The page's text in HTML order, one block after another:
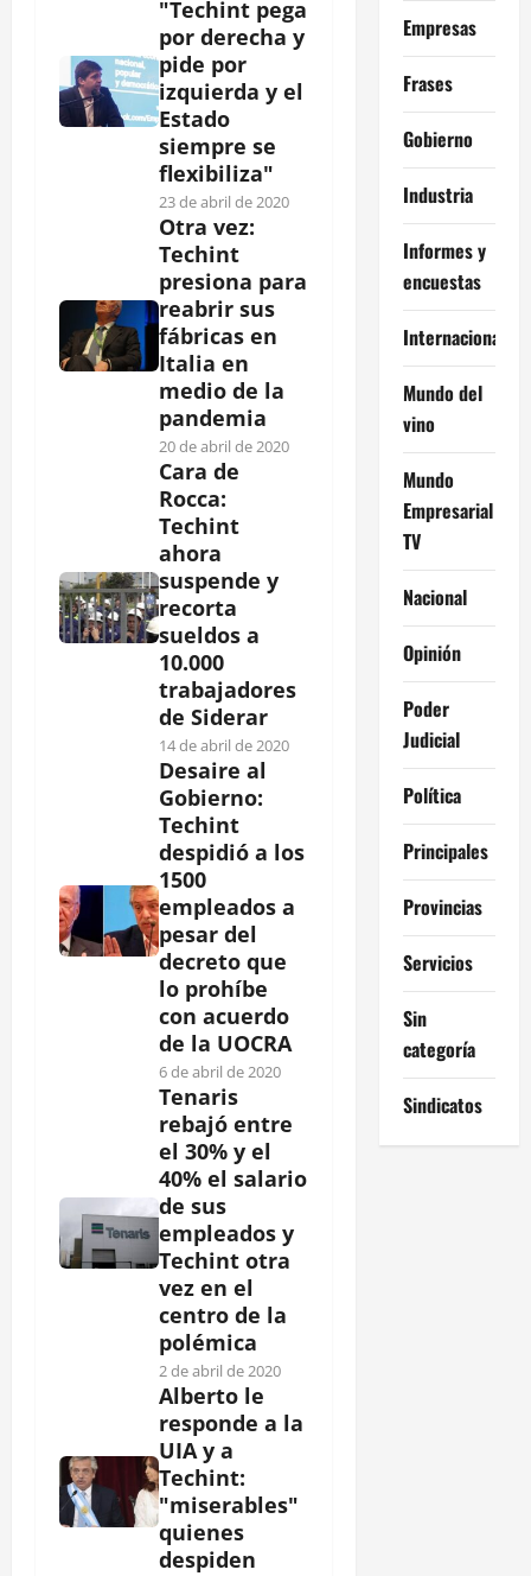
"Techint pega
por derecha y
pide por
izquierda y el
Estado
siempre se
flexibiliza"
23 de abril de 2020
Otra vez:
Techint
presiona para
reabrir sus
fábricas en
Italia en
medio de la
pandemia
20 de abril de 2020
Cara de
Rocca:
Techint
ahora
suspende y
recorta
sueldos a
10.000
trabajadores
de Siderar
14 de abril de 2020
Desaire al
Gobierno:
Techint
despidió a los
1500
empleados a
pesar del
decreto que
lo prohíbe
con acuerdo
de la UOCRA
6 de abril de 2020
Tenaris
rebajó entre
el 30% y el
40% el salario
de sus
empleados y
Techint otra
vez en el
centro de la
polémica
2 de abril de 2020
Alberto le
responde a la
UIA y a
Techint:
"miserables"
quienes
despiden
Empresas
Frases
Gobierno
Industria
Informes y
encuestas
Internacional
Mundo del
vino
Mundo
Empresarial
TV
Nacional
Opinión
Poder
Judicial
Política
Principales
Provincias
Servicios
Sin
categoría
Sindicatos